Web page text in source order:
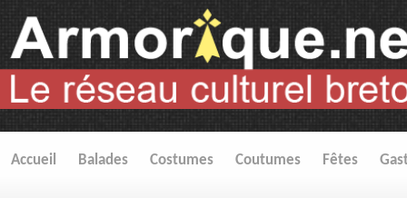
Accueil Balades Costumes Coutumes Fêtes